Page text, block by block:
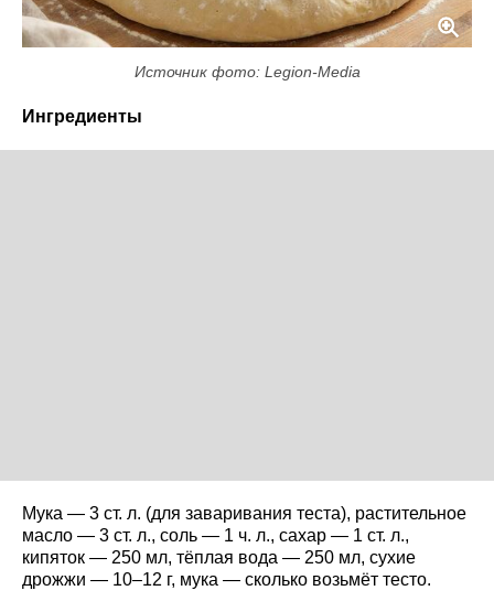
Источник фото: Legion-Media
Ингредиенты
Мука — 3 ст. л. (для заваривания теста), растительное
масло — 3 ст. л., соль — 1 ч. л., сахар — 1 ст. л.,
кипяток — 250 мл, тёплая вода — 250 мл, сухие
дрожжи — 10–12 г, мука — сколько возьмёт тесто.